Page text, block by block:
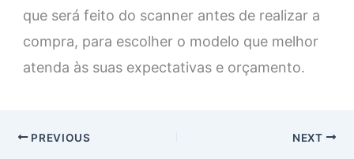
que será feito do scanner antes de realizar a
compra, para escolher o modelo que melhor
atenda às suas expectativas e orçamento.
PREVIOUS NEXT